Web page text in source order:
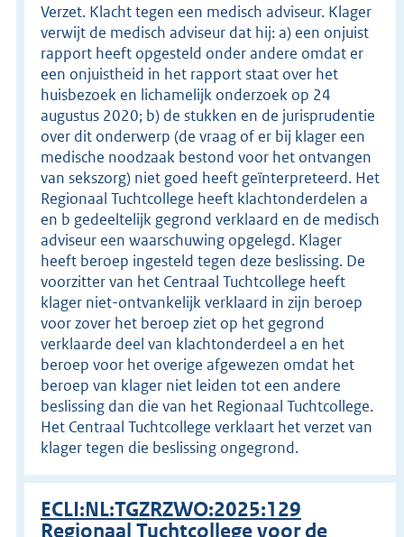
Verzet. Klacht tegen een medisch adviseur. Klager
verwijt de medisch adviseur dat hij: a) een onjuist
rapport heeft opgesteld onder andere omdat er
een onjuistheid in het rapport staat over het
huisbezoek en lichamelijk onderzoek op 24
augustus 2020; b) de stukken en de jurisprudentie
over dit onderwerp (de vraag of er bij klager een
medische noodzaak bestond voor het ontvangen
van sekszorg) niet goed heeft geïnterpreteerd. Het
Regionaal Tuchtcollege heeft klachtonderdelen a
en b gedeeltelijk gegrond verklaard en de medisch
adviseur een waarschuwing opgelegd. Klager
heeft beroep ingesteld tegen deze beslissing. De
voorzitter van het Centraal Tuchtcollege heeft
klager niet-ontvankelijk verklaard in zijn beroep
voor zover het beroep ziet op het gegrond
verklaarde deel van klachtonderdeel a en het
beroep voor het overige afgewezen omdat het
beroep van klager niet leiden tot een andere
beslissing dan die van het Regionaal Tuchtcollege.
Het Centraal Tuchtcollege verklaart het verzet van
klager tegen die beslissing ongegrond.
ECLI:NL:TGZRZWO:2025:129
Regionaal Tuchtcollege voor de